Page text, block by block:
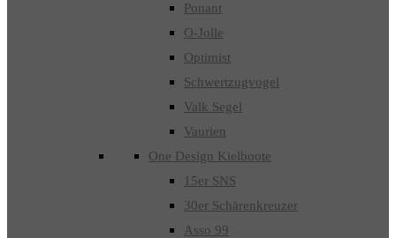
Ponant
O-Jolle
Optimist
Schwertzugvogel
Valk Segel
Vaurien
One Design Kielboote
15er SNS
30er Schärenkreuzer
Asso 99